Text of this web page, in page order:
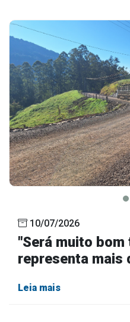
10/07/2026
"Será muito
representa mais
Leia mais